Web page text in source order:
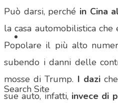
Search Site
Può darsi, perché in Cina
la casa automobilistica
Popolare il più alto
subendo i danni delle
mosse di Trump. I dazi
sue auto, infatti, invece di